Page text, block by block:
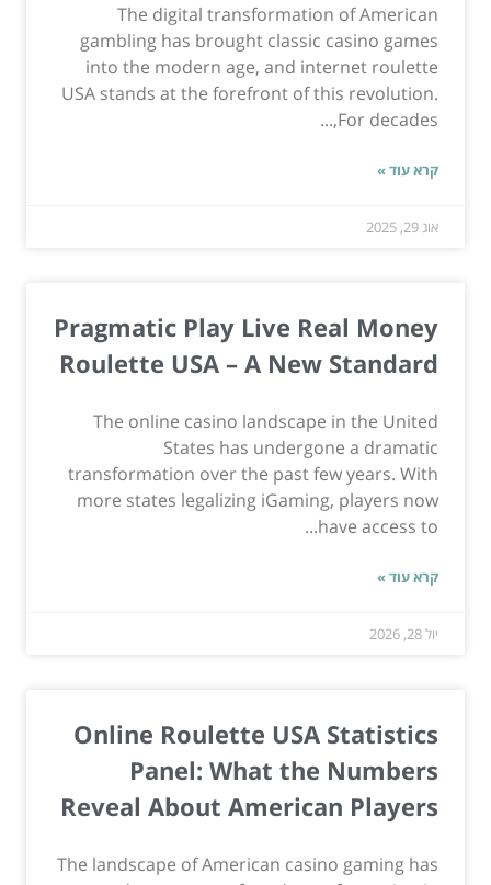
The digital transformation of American
gambling has brought classic casino games
into the modern age, and internet roulette
USA stands at the forefront of this revolution.
For decades,...
קרא עוד »
אוג 29, 2025
Pragmatic Play Live Real Money
Roulette USA – A New Standard
The online casino landscape in the United
States has undergone a dramatic
transformation over the past few years. With
more states legalizing iGaming, players now
have access to...
קרא עוד »
יול 28, 2026
Online Roulette USA Statistics
Panel: What the Numbers
Reveal About American Players
The landscape of American casino gaming has